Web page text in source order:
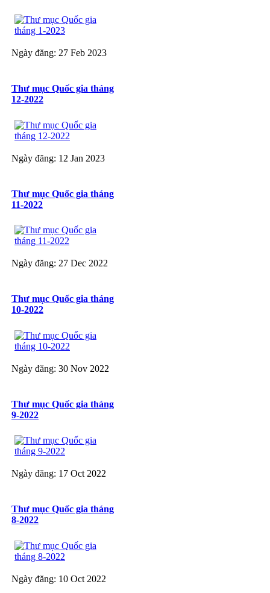
Ngày đăng: 27 Feb 2023
Thư mục Quốc gia tháng
12-2022
Ngày đăng: 12 Jan 2023
Thư mục Quốc gia tháng
11-2022
Ngày đăng: 27 Dec 2022
Thư mục Quốc gia tháng
10-2022
Ngày đăng: 30 Nov 2022
Thư mục Quốc gia tháng
9-2022
Ngày đăng: 17 Oct 2022
Thư mục Quốc gia tháng
8-2022
Ngày đăng: 10 Oct 2022